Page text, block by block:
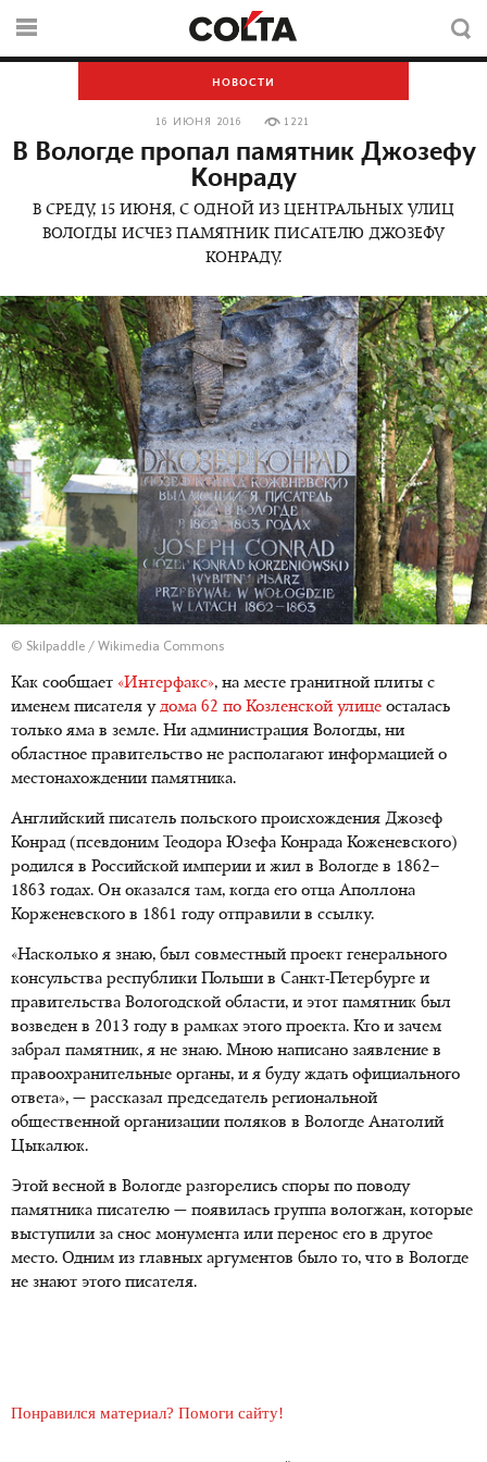
НОВОСТИ
16 ИЮНЯ 2016 1221
В Вологде пропал памятник Джозефу
Конраду
В СРЕДУ, 15 ИЮНЯ, С ОДНОЙ ИЗ ЦЕНТРАЛЬНЫХ УЛИЦ
ВОЛОГДЫ ИСЧЕЗ ПАМЯТНИК ПИСАТЕЛЮ ДЖОЗЕФУ
КОНРАДУ.
© Skilpaddle / Wikimedia Commons
Как сообщает «Интерфакс», на месте гранитной плиты с
именем писателя у дома 62 по Козленской улице осталась
только яма в земле. Ни администрация Вологды, ни
областное правительство не располагают информацией о
местонахождении памятника.
Английский писатель польского происхождения Джозеф
Конрад (псевдоним Теодора Юзефа Конрада Коженевского)
родился в Российской империи и жил в Вологде в 1862–
1863 годах. Он оказался там, когда его отца Аполлона
Корженевского в 1861 году отправили в ссылку.
«Насколько я знаю, был совместный проект генерального
консульства республики Польши в Санкт-Петербурге и
правительства Вологодской области, и этот памятник был
возведен в 2013 году в рамках этого проекта. Кто и зачем
забрал памятник, я не знаю. Мною написано заявление в
правоохранительные органы, и я буду ждать официального
ответа», — рассказал председатель региональной
общественной организации поляков в Вологде Анатолий
Цыкалюк.
Этой весной в Вологде разгорелись споры по поводу
памятника писателю — появилась группа вологжан, которые
выступили за снос монумента или перенос его в другое
место. Одним из главных аргументов было то, что в Вологде
не знают этого писателя.
Понравился материал? Помоги сайту!